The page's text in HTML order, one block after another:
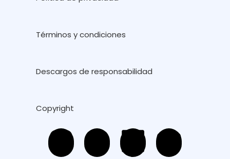
Términos y condiciones
Descargos de responsabilidad
Copyright